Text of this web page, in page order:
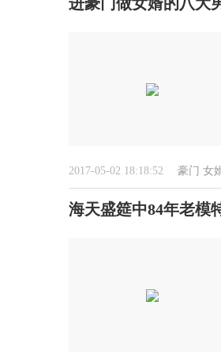
2017-05-02 18:18:52 豪门 女
海天盛筵中84年老模